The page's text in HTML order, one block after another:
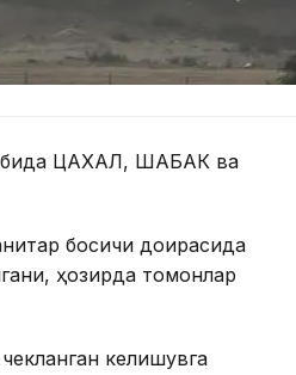
ЦАХАЛ, ШАБАК ва
босқичи доирасида
ҳозирда томонлар
келишувга